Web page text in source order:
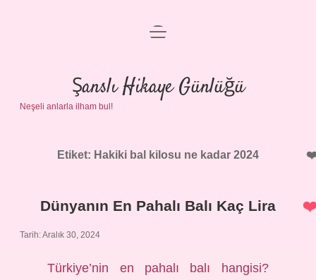
Anasayfa
Gizlilik Politikası
menüyü
Şanslı Hikaye Günlüğü
Neşeli anlarla ilham bul!
Etiket: Hakiki bal kilosu ne kadar 2024
Dünyanın En Pahalı Balı Kaç Lira
Tarih: Aralık 30, 2024
Türkiye’nin en pahalı balı hangisi?